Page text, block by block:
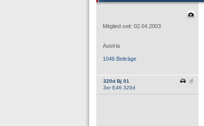
Mitglied seit: 02.04.2003
Austria
1046 Beiträge
320d Bj 01
3er E46 320d